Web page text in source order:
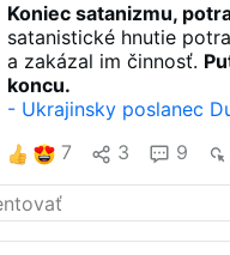
Koniec satanizmu,
satanistické hnutie
a zakázal im činnosť.
koncu.
- Ukrajinsky poslanec
-Ukrajina - Obchod s
-Zelensky zatvára
- Mŕtvi na "náhradné
- Komunizmus bol
7 3 9